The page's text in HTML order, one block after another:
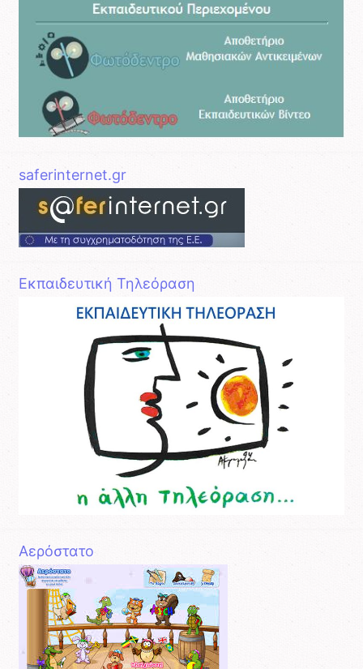
saferinternet.gr
Εκπαιδευτική Τηλεόραση
Aερόστατο